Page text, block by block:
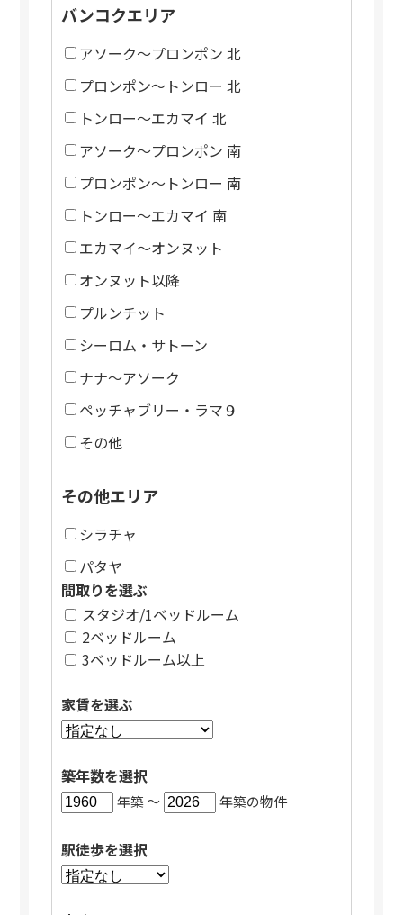
バンコクエリア
アソーク～プロンポン 北
プロンポン～トンロー 北
トンロー～エカマイ 北
アソーク～プロンポン 南
プロンポン～トンロー 南
トンロー～エカマイ 南
エカマイ～オンヌット
オンヌット以降
プルンチット
シーロム・サトーン
ナナ～アソーク
ペッチャブリー・ラマ９
その他
その他エリア
シラチャ
パタヤ
間取りを選ぶ
スタジオ/1ベッドルーム
2ベッドルーム
3ベッドルーム以上
家賃を選ぶ
築年数を選択
年築 〜 年築の物件
駅徒歩を選択